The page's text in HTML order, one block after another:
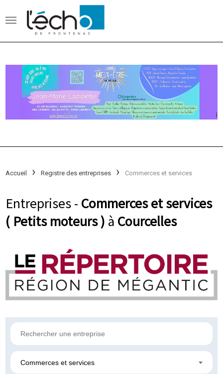
Accueil Registre des entreprises Commerces et services
Entreprises - Commerces et services
( Petits moteurs ) à Courcelles
Commerces et services